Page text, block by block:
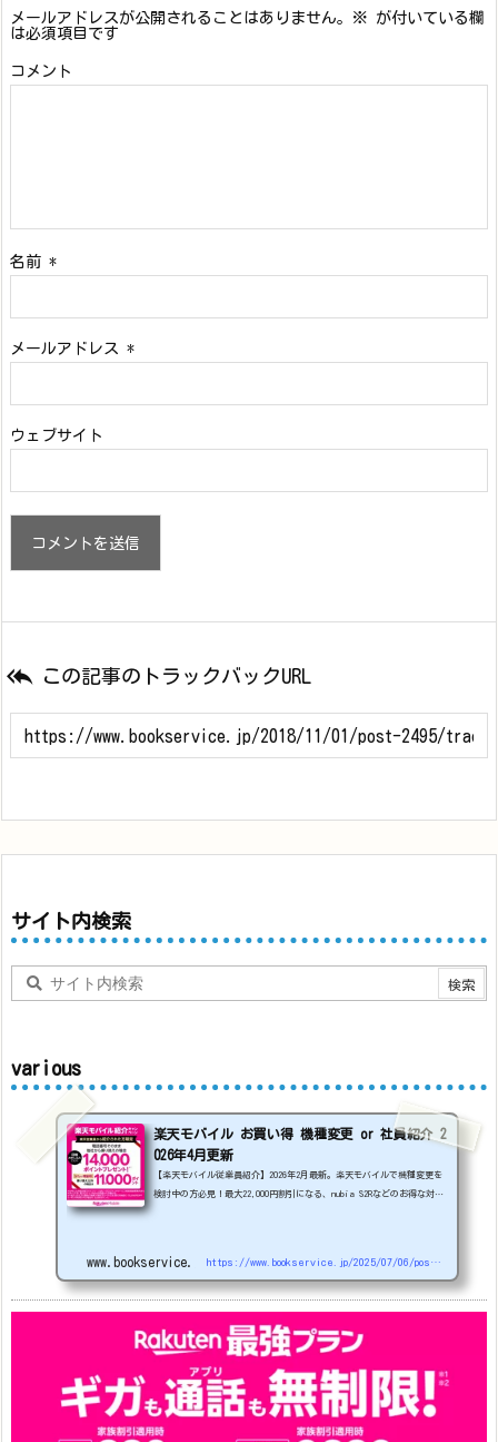
メールアドレスが公開されることはありません。 ※ が付いている欄
は必須項目です
コメント
名前 *
メールアドレス *
ウェブサイト
 この記事のトラックバックURL
サイト内検索
various
楽天モバイル お買い得 機種変更 or 社員紹介 2
026年4月更新
【楽天モバイル従業員紹介】2026年2月最新。楽天モバイルで機種変更を
検討中の方必見！最大22,000円割引になる、nubia S2Rなどのお得な対象
arrows We2 1円 arrows We2 Plus #1円
www.bookservice.jp https://www.bookservice.jp/2025/07/06/post-48181